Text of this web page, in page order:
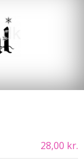
28,00 kr.